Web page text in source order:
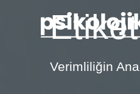
Verimliliğin